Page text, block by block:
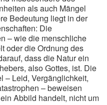
als auch Mängel
Bedeutung liegt in der
Die
– wie die menschliche
oder die Ordnung des
dass die Natur ein
also Gottes, ist. Die
– Leid, Vergänglichkeit,
– beweisen
Abbild handelt, nicht um